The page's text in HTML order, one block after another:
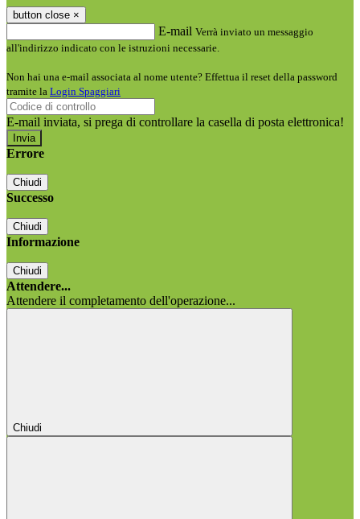
button close ×
E-mail Verrà inviato un messaggio
all'indirizzo indicato con le istruzioni necessarie.
Non hai una e-mail associata al nome utente? Effettua il reset della password
tramite la Login Spaggiari
E-mail inviata, si prega di controllare la casella di posta elettronica!
Errore
Chiudi
Successo
Chiudi
Informazione
Chiudi
Attendere...
Attendere il completamento dell'operazione...
Chiudi